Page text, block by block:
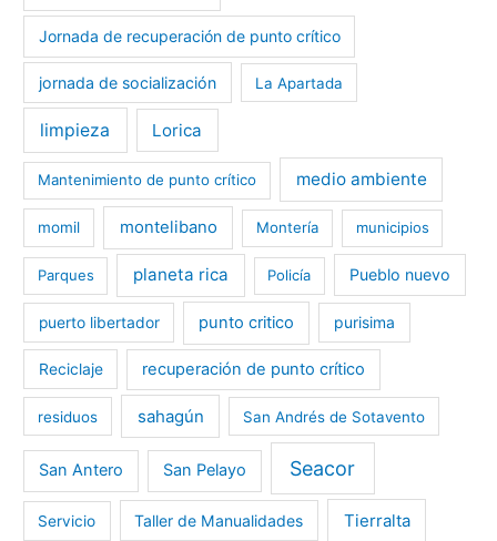
Jornada de recuperación de punto crítico
jornada de socialización La Apartada
limpieza Lorica
Mantenimiento de punto crítico medio ambiente
momil montelibano Montería municipios
Parques planeta rica Policía Pueblo nuevo
puerto libertador punto critico purisima
Reciclaje recuperación de punto crítico
residuos sahagún San Andrés de Sotavento
San Antero San Pelayo Seacor
Servicio Taller de Manualidades Tierralta